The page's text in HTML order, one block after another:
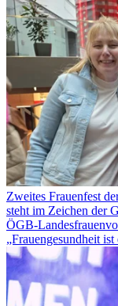
Zweites Frauenfest
steht im Zeichen der
ÖGB-
„Frauengesundheit